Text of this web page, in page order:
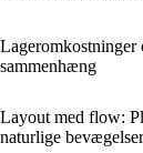
sammenhæng
Layout med flow:
naturlige bevægelser